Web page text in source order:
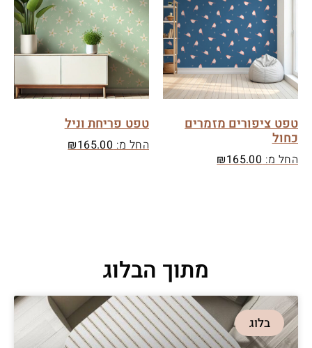
טפט ציפורים מזמרים
כחול
החל מ: ₪165.00
טפט פריחת וניל
החל מ: ₪165.00
מתוך הבלוג
בלוג